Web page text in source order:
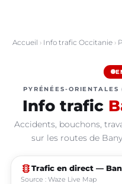
Accueil › Info trafic Occitanie›
PYRÉNÉES-
Info trafic
Accidents, bouchons,
sur les routes de
traffic Trafic en direct —
Source : Waze Live Map